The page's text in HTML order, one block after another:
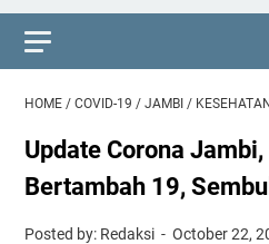
HOME / COVID-19 / JAMBI / KESEHATAN
Update Corona
Bertambah 19,
Posted by: Redaksi October 22,